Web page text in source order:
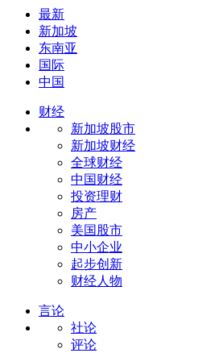
最新
新加坡
东南亚
国际
中国
财经
新加坡股市
新加坡财经
全球财经
中国财经
投资理财
房产
美国股市
中小企业
起步创新
财经人物
言论
社论
评论